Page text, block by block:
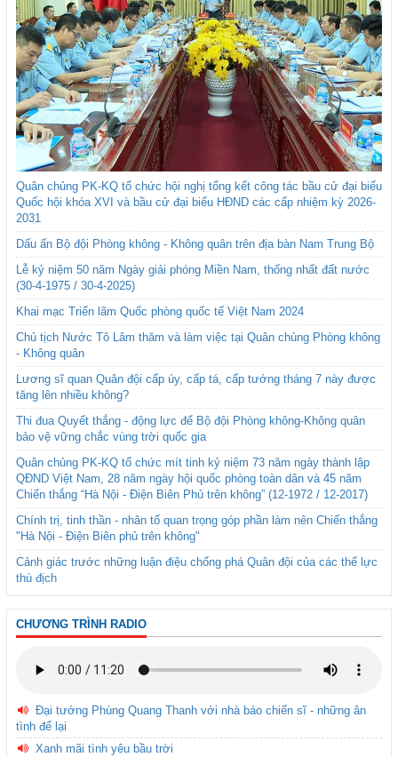
Quân chủng PK-KQ tổ chức hội nghị tổng kết công tác bầu cử đại biểu
Quốc hội khóa XVI và bầu cử đại biểu HĐND các cấp nhiệm kỳ 2026-
2031
Dấu ấn Bộ đội Phòng không - Không quân trên địa bàn Nam Trung Bộ
Lễ kỷ niệm 50 năm Ngày giải phóng Miền Nam, thống nhất đất nước
(30-4-1975 / 30-4-2025)
Khai mạc Triển lãm Quốc phòng quốc tế Việt Nam 2024
Chủ tịch Nước Tô Lâm thăm và làm việc tại Quân chủng Phòng không
- Không quân
Lương sĩ quan Quân đội cấp úy, cấp tá, cấp tướng tháng 7 này được
tăng lên nhiều không?
Thi đua Quyết thắng - động lực để Bộ đội Phòng không-Không quân
bảo vệ vững chắc vùng trời quốc gia
Quân chủng PK-KQ tổ chức mít tinh kỷ niệm 73 năm ngày thành lập
QĐND Việt Nam, 28 năm ngày hội quốc phòng toàn dân và 45 năm
Chiến thắng “Hà Nội - Điện Biên Phủ trên không” (12-1972 / 12-2017)
Chính trị, tinh thần - nhân tố quan trọng góp phần làm nên Chiến thắng
"Hà Nội - Điện Biên phủ trên không"
Cảnh giác trước những luận điệu chống phá Quân đội của các thế lực
thù địch
CHƯƠNG TRÌNH RADIO
Đại tướng Phùng Quang Thanh với nhà báo chiến sĩ - những ân
tình để lại
Xanh mãi tình yêu bầu trời